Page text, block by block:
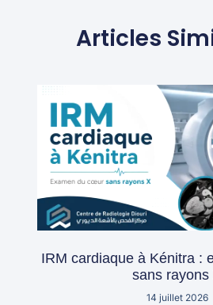
Articles
IRM cardiaque à Kénitra :
sans rayons
14 juillet 2026